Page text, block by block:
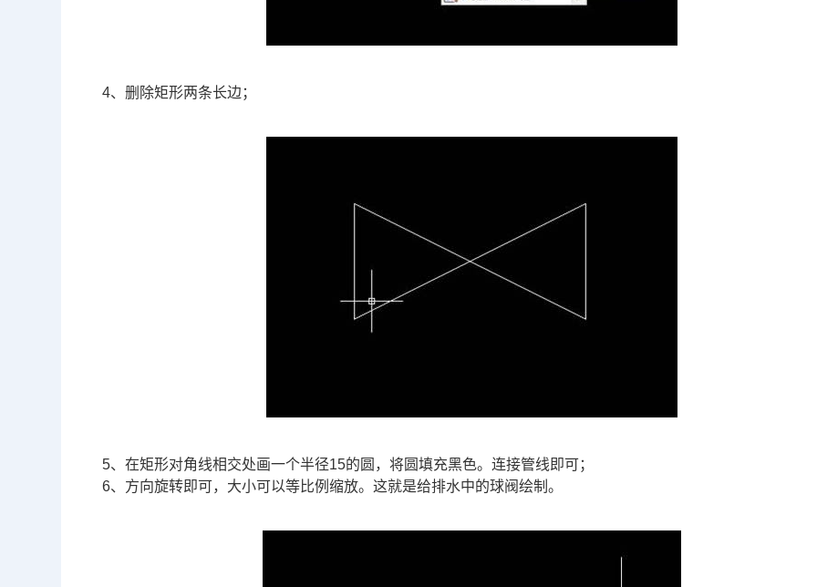
4、删除矩形两条长边；
5、在矩形对角线相交处画一个半径15的圆，将圆填充黑色。连接管线即可；
6、方向旋转即可，大小可以等比例缩放。这就是给排水中的球阀绘制。